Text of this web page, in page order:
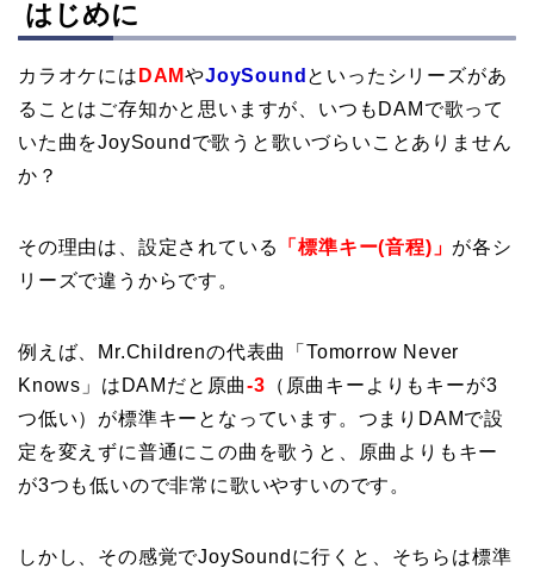
はじめに
カラオケには DAMやJoySound といったシリーズがあ
ることはご存知かと思いますが、いつもDAMで歌って
いた曲をJoySoundで歌うと歌いづらいことありません
か？
その理由は、設定されている 「標準キー(音程)」 が各シ
リーズで違うからです。
例えば、Mr.Childrenの代表曲「Tomorrow Never
Knows」はDAMだと原曲-3 （原曲キーよりもキーが3
つ低い）が標準キーとなっています。つまりDAMで設
定を変えずに普通にこの曲を歌うと、原曲よりもキー
が3つも低いので非常に歌いやすいのです。
しかし、その感覚でJoySoundに行くと、そちらは標準